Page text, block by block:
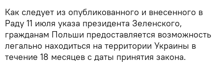
Как следует из опубликованного и внесенного в
Раду 11 июля указа президента Зеленского,
гражданам Польши предоставляется возможность
легально находиться на территории Украины в
течение 18 месяцев с даты принятия закона.